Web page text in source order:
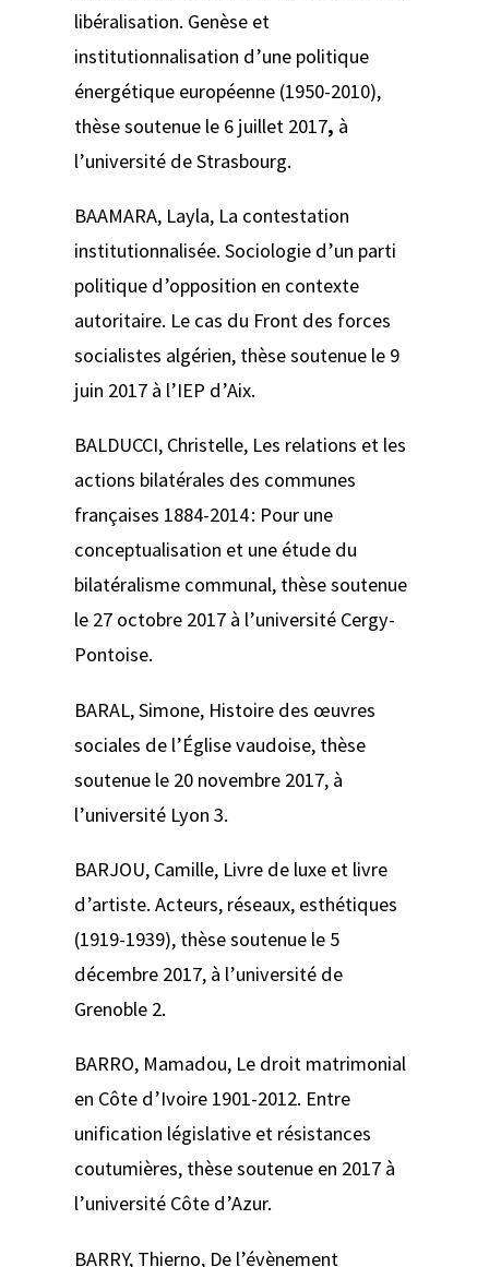
libéralisation. Genèse et
institutionnalisation d’une politique
énergétique européenne (1950-2010),
thèse soutenue le 6 juillet 2017, à
l’université de Strasbourg.
BAAMARA, Layla, La contestation
institutionnalisée. Sociologie d’un parti
politique d’opposition en contexte
autoritaire. Le cas du Front des forces
socialistes algérien, thèse soutenue le 9
juin 2017 à l’IEP d’Aix.
BALDUCCI, Christelle, Les relations et les
actions bilatérales des communes
françaises 1884-2014: Pour une
conceptualisation et une étude du
bilatéralisme communal, thèse soutenue
le 27 octobre 2017 à l’université Cergy-
Pontoise.
BARAL, Simone, Histoire des œuvres
sociales de l’Église vaudoise, thèse
soutenue le 20 novembre 2017, à
l’université Lyon 3.
BARJOU, Camille, Livre de luxe et livre
d’artiste. Acteurs, réseaux, esthétiques
(1919-1939), thèse soutenue le 5
décembre 2017, à l’université de
Grenoble 2.
BARRO, Mamadou, Le droit matrimonial
en Côte d’Ivoire 1901-2012. Entre
unification législative et résistances
coutumières, thèse soutenue en 2017 à
l’université Côte d’Azur.
BARRY, Thierno, De l’évènement